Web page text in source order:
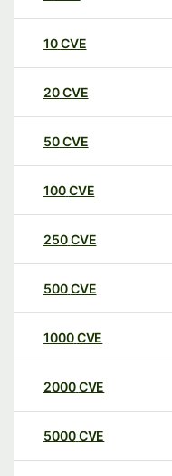
10CVE
20CVE
50CVE
100CVE
250CVE
500CVE
1000CVE
2000CVE
5000CVE